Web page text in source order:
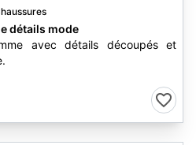
détails mode
avec détails découpés et